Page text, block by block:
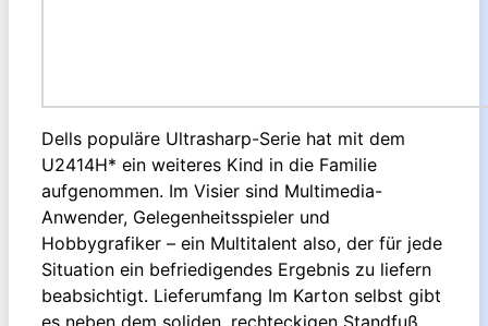
Dells populäre Ultrasharp-Serie hat mit dem
U2414H* ein weiteres Kind in die Familie
aufgenommen. Im Visier sind Multimedia-
Anwender, Gelegenheitsspieler und
Hobbygrafiker – ein Multitalent also, der für jede
Situation ein befriedigendes Ergebnis zu liefern
beabsichtigt. Lieferumfang Im Karton selbst gibt